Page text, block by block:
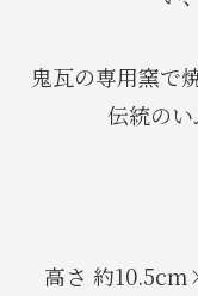
鬼瓦の専用窯で
伝統のい
高さ 約